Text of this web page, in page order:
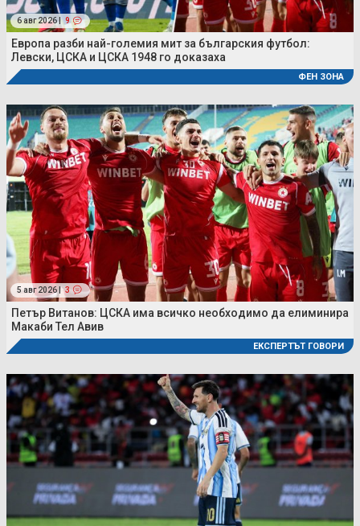
6 авг 2026 | 9
Европа разби най-големия мит за българския футбол:
Левски, ЦСКА и ЦСКА 1948 го доказаха
ФЕН ЗОНА
5 авг 2026 | 3
Петър Витанов: ЦСКА има всичко необходимо да елиминира
Макаби Тел Авив
ЕКСПЕРТЪТ ГОВОРИ